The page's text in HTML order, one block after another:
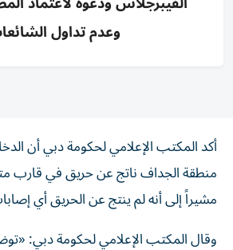
وعدم تداول
أكد المكتب الإعلامي لحكومة دبي أن
منطقة الجداف ناتج عن حريق في قارب
مشيراً إلى أنه لم ينتج عن الحريق أي
وقال المكتب الإعلامي لحكومة دبي: